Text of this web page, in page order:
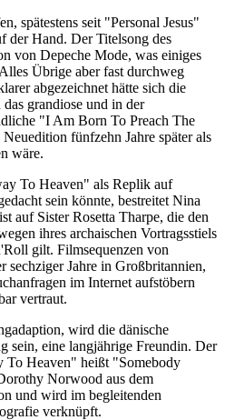
spätestens seit "Personal Jesus"
der Hand. Der Titelsong des
von Depeche Mode, was einiges
Übrige aber fast durchweg
abgezeichnet hätte sich die
grandiose und in der
"I Am Born To Preach The
fünfzehn Jahre später als
wäre.
To Heaven" als Replik auf
sein könnte, bestreitet Nina
auf Sister Rosetta Tharpe, die den
ihres archaischen Vortragsstiels
gilt. Filmsequenzen von
sechziger Jahre in Großbritannien,
im Internet aufstöbern
vertraut.
wird die dänische
sein, eine langjährige Freundin. Der
To Heaven" heißt "Somebody
Norwood aus dem
und wird im begleitenden
verknüpft.